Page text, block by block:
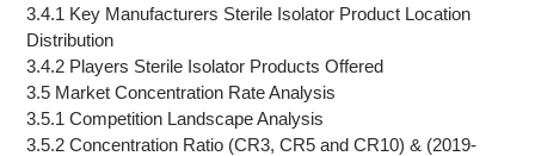
3.4.1 Key Manufacturers Sterile Isolator Product Location
Distribution
3.4.2 Players Sterile Isolator Products Offered
3.5 Market Concentration Rate Analysis
3.5.1 Competition Landscape Analysis
3.5.2 Concentration Ratio (CR3, CR5 and CR10) & (2019-